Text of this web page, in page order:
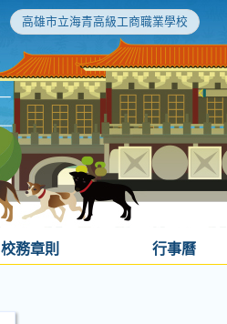
高雄市立海青高級工商職業學校
校務章則 行事曆